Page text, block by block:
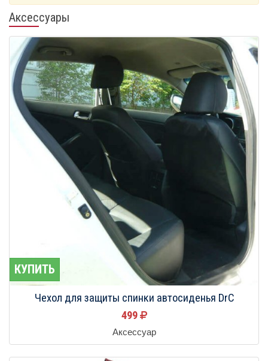
Аксессуары
КУПИТЬ
Чехол для защиты спинки автосиденья DrC
499
Аксессуар